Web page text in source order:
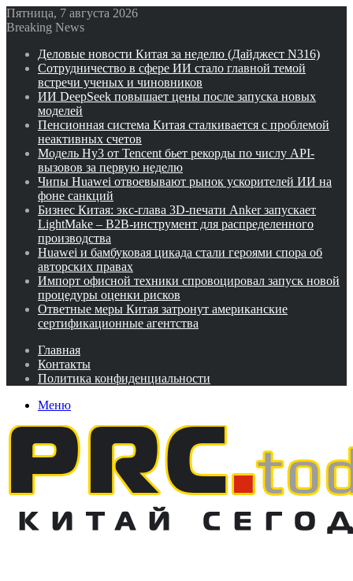
Пятница, 7 августа 2026
Breaking News
Деловые новости Китая за неделю (Дайджест N316)
Сотрудничество в сфере ИИ стало главной темой
встречи ученых и чиновников
ИИ DeepSeek повышает цены после запуска новых
моделей
Пенсионная система Китая сталкивается с проблемой
неактивных счетов
Модель Hy3 от Tencent бьет рекорды по числу API-
вызовов за первую неделю
Чипы Huawei отвоевывают рынок ускорителей ИИ на
фоне санкций
Бизнес Китая: экс-глава 3D-печати Anker запускает
LightMake – B2B-инструмент для распределенного
производства
Huawei и бамбуковая цикада стали героями спора об
авторских правах
Импорт офисной техники спровоцировал запуск новой
процедуры оценки рисков
Ответные меры Китая затронут американские
сертификационные агентства
Главная
Контакты
Политика конфиденциальности
Меню